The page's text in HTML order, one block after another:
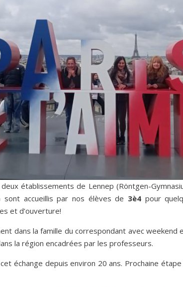
établissements de Lennep (Röntgen-
sont accueillis par nos élèves de 3è4 pour
et d’ouverture!
dans la famille du correspondant avec weekend
la région encadrées par les professeurs.
échange depuis environ 20 ans. Prochaine